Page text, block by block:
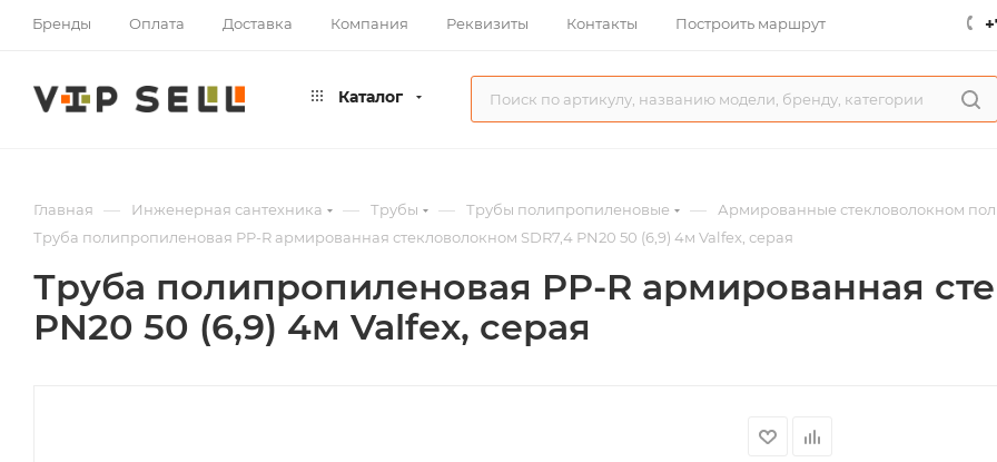
Бренды Оплата Доставка Компания Реквизиты Контакты Построить маршрут
Каталог
Главная — Инженерная сантехника — Трубы — Трубы полипропиленовые —
Армированные стекловолокном
Труба полипропиленовая PP-R армированная стекловолокном SDR7,4 PN20 50 (6,9) 4м Valfex, серая
Труба полипропиленовая PP-R армированная
PN20 50 (6,9) 4м Valfex, серая